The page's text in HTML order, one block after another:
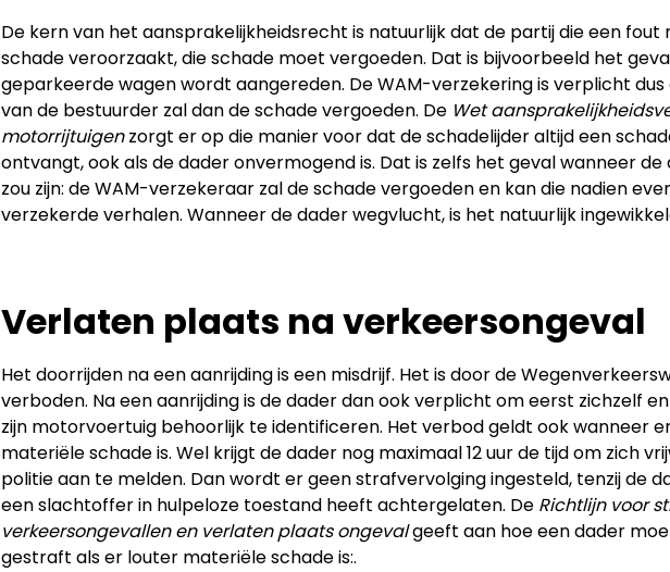
De kern van het aansprakelijkheidsrecht is natuurlijk dat de partij die een fout
schade veroorzaakt, die schade moet vergoeden. Dat is bijvoorbeeld het
geparkeerde wagen wordt aangereden. De WAM-verzekering is verplicht
van de bestuurder zal dan de schade vergoeden. De Wet
motorrijtuigenzorgt er op die manier voor dat de schadelijder altijd een
ontvangt, ook als de dader onvermogend is. Dat is zelfs het geval wanneer
zou zijn: de WAM-verzekeraar zal de schade vergoeden en kan die nadien
verzekerde verhalen. Wanneer de dader wegvlucht, is het natuurlijk
Verlaten plaats na verkeersongeval
Het doorrijden na een aanrijding is een misdrijf. Het is door de
verboden. Na een aanrijding is de dader dan ook verplicht om eerst zichzelf
zijn motorvoertuig behoorlijk te identificeren. Het verbod geldt ook wanneer
materiële schade is. Wel krijgt de dader nog maximaal 12 uur de tijd om zich
politie aan te melden. Dan wordt er geen strafvervolging ingesteld, tenzij de
een slachtoffer in hulpeloze toestand heeft achtergelaten. De Richtlijn voor
verkeersongevallen en verlaten plaats ongevalgeeft aan hoe een dader
gestraft als er louter materiële schade is:.